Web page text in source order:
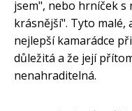
jsem", nebo hrníček s
krásnější". Tyto malé,
nejlepší kamarádce
důležitá a že její
nenahraditelná.